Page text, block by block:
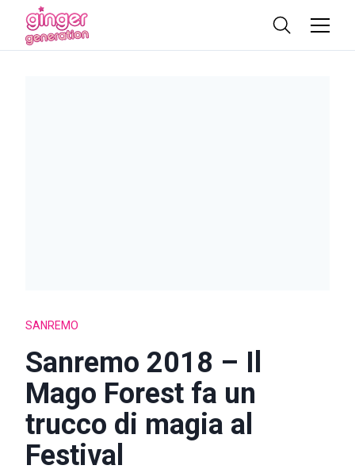
SANREMO
Sanremo 2018 – Il
Mago Forest fa un
trucco di magia al
Festival